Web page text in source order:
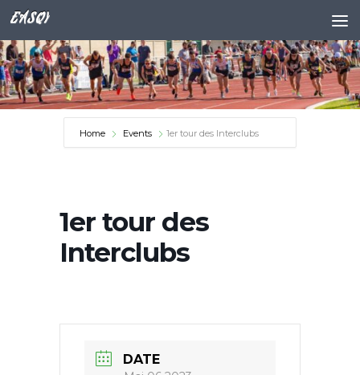
Skip to content
EASQY
Home Events 1er tour des Interclubs
1er tour des
Interclubs
DATE